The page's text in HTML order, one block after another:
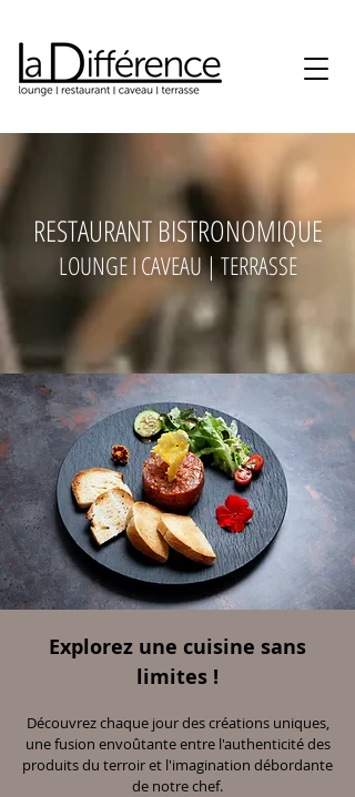
RESTAURANT BISTRONOMIQUE
LOUNGE I CAVEAU | TERRASSE
Explorez une cuisine sans
limites !
Découvrez chaque jour des créations uniques,
une fusion envoûtante entre l'authenticité des
produits du terroir et l'imagination débordante
de notre chef.